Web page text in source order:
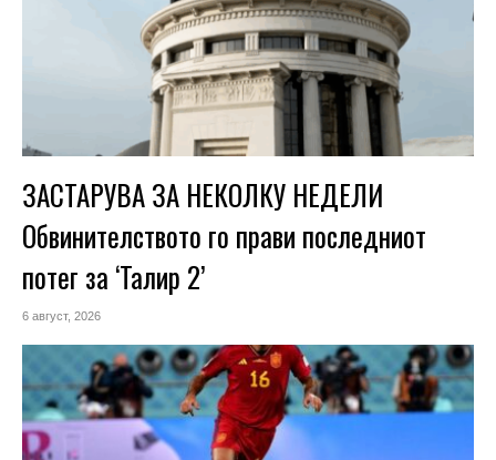
ЗАСТАРУВА ЗА НЕКОЛКУ НЕДЕЛИ
Обвинителството го прави последниот
потег за ‘Талир 2’
6 август, 2026